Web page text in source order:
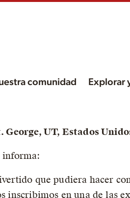
comunidad Explorar
George, UT, Estados
informa:
que pudiera hacer
inscribimos en una de las